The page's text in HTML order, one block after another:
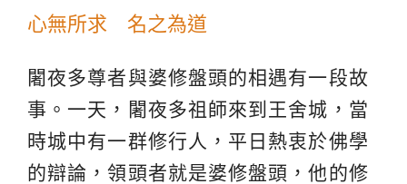
心無所求 名之為道
闍夜多尊者與婆修盤頭的相遇有一段故
事。一天，闍夜多祖師來到王舍城，當
時城中有一群修行人，平日熱衷於佛學
的辯論，領頭者就是婆修盤頭，他的修